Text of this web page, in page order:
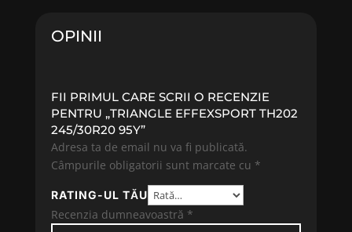
OPINII
FII PRIMUL CARE SCRII O RECENZIE
PENTRU „TRIANGLE EFFEXSPORT TH202
245/30R20 95Y”
Adresa ta de email nu va fi publicată.
Câmpurile obligatorii sunt marcate cu *
RATING-UL TĂU
Recenzia dumneavoastră *